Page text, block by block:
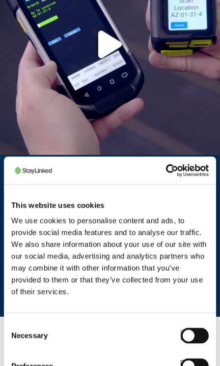
This website uses cookies
We use cookies to personalise content and ads, to
provide social media features and to analyse our traffic.
We also share information about your use of our site with
our social media, advertising and analytics partners who
may combine it with other information that you’ve
provided to them or that they’ve collected from your use
of their services.
Selection
Necessary
Sehen Sie sich die Zebra
Mit der Einführung des WS50 beweist Zebra einmal
mehr, warum es im Bereich der robusten Wearable-
Technologie führend ist – das WS50 ist wirklich
eine Klasse für sich, und StayLinked freut sich,
dieses innovative Gerät zu unterstützen.